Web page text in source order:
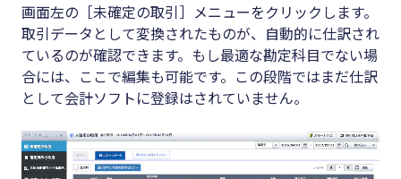
画面左の［未確定の取引］メニューをクリックします。
取引データとして変換されたものが、自動的に仕訳され
ているのが確認できます。もし最適な勘定科目でない場
合には、ここで編集も可能です。この段階ではまだ仕訳
として会計ソフトに登録はされていません。